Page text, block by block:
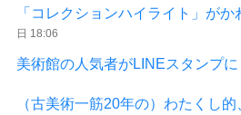
「コレクションハイライト」がか
日 18:06
美術館の人気者がLINEスタンプに
（古美術一筋20年の）わたくし